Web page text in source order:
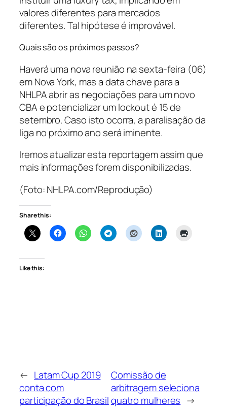
valores diferentes para mercados
diferentes. Tal hipótese é improvável.
Quais são os próximos passos?
Haverá uma nova reunião na sexta-feira (06)
em Nova York, mas a data chave para a
NHLPA abrir as negociações para um novo
CBA e potencializar umlockouté 15 de
setembro. Caso isto ocorra, a paralisação da
liga no próximo ano será iminente.
Iremos atualizar esta reportagem assim que
mais informações forem disponibilizadas.
(Foto: NHLPA.com/Reprodução)
Share this:
Like this:
← Latam Cup 2019
conta com
participação do Brasil
Comissão de
arbitragem seleciona
quatro mulheres →